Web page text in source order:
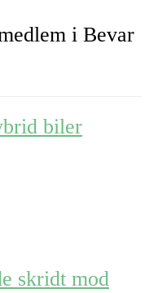
i Bevar
biler
skridt mod